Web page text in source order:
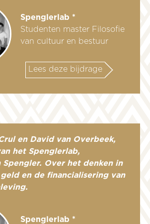
Spenglerlab *
Studenten master Filosofie
van cultuur en bestuur
Lees deze bijdrage
en David van Overbeek,
het Spenglerlab,
Over het denken in
en de financialisering van
Spenglerlab *